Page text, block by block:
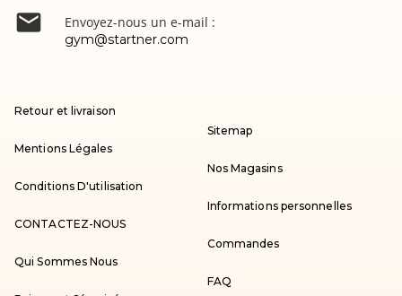
 Envoyez-nous un e-mail :
gym@startner.com
Retour et livraison
Mentions Légales
Conditions D'utilisation
CONTACTEZ-NOUS
Qui Sommes Nous
Sitemap
Nos Magasins
Informations personnelles
Commandes
FAQ